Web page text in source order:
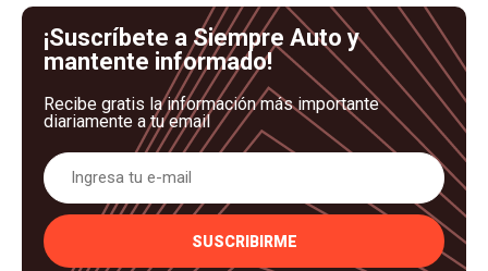
¡Suscríbete a Siempre Auto y
mantente informado!
Recibe gratis la información más importante
diariamente a tu email
SUSCRIBIRME